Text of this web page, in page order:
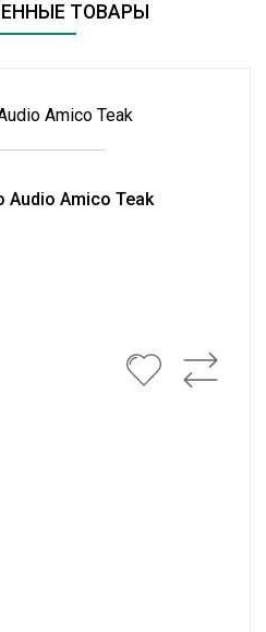
ТОВАРЫ
Audio Amico Teak